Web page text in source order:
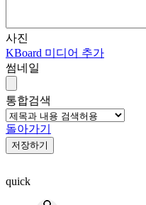
사진
KBoard 미디어 추가
썸네일
통합검색
돌아가기
저장하기
quick